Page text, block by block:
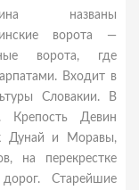
названы
ворота —
ворота, где
Входит в
Словакии. В
Крепость Девин
Дунай и Моравы,
на перекрестке
Старейшие